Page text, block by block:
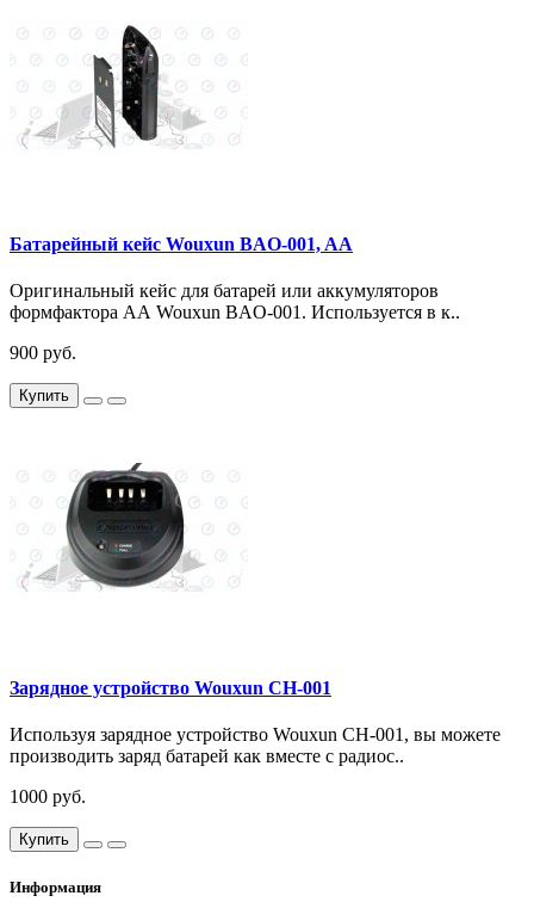
Батарейный кейс Wouxun BAO-001, AA
Оригинальный кейс для батарей или аккумуляторов
формфактора АА Wouxun BAO-001. Используется в к..
900 руб.
Купить
Зарядное устройство Wouxun CH-001
Используя зарядное устройство Wouxun CH-001, вы можете
производить заряд батарей как вместе с радиос..
1000 руб.
Купить
Информация